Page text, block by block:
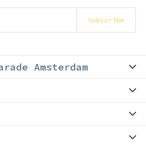
Subscribe
Amsterdam